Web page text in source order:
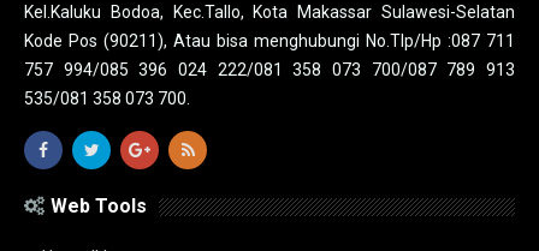
Kel.Kaluku Bodoa, Kec.Tallo, Kota Makassar Sulawesi-Selatan
Kode Pos (90211), Atau bisa menghubungi No.Tlp/Hp :087 711
757 994/085 396 024 222/081 358 073 700/087 789 913
535/081 358 073 700.
Web Tools